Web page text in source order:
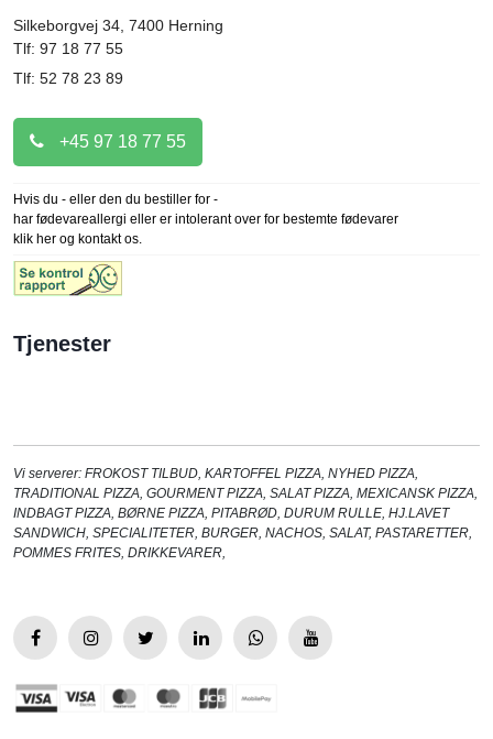
Silkeborgvej 34, 7400 Herning
Tlf: 97 18 77 55
Tlf: 52 78 23 89
+45 97 18 77 55
Hvis du - eller den du bestiller for -
har fødevareallergi eller er intolerant over for bestemte fødevarer
klik her og kontakt os.
Tjenester
Vi serverer: FROKOST TILBUD KARTOFFEL PIZZA NYHED PIZZA
TRADITIONAL PIZZA GOURMENT PIZZA SALAT PIZZA MEXICANSK PIZZA
INDBAGT PIZZA BØRNE PIZZA PITABRØD DURUM RULLE HJ.LAVET
SANDWICH SPECIALITETER BURGER NACHOS SALAT, PASTARETTER
POMMES FRITES DRIKKEVARER